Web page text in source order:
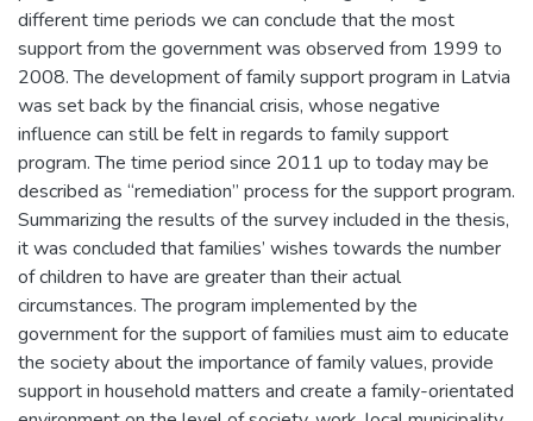
different time periods we can conclude that the most
support from the government was observed from 1999 to
2008. The development of family support program in Latvia
was set back by the financial crisis, whose negative
influence can still be felt in regards to family support
program. The time period since 2011 up to today may be
described as “remediation” process for the support program.
Summarizing the results of the survey included in the thesis,
it was concluded that families’ wishes towards the number
of children to have are greater than their actual
circumstances. The program implemented by the
government for the support of families must aim to educate
the society about the importance of family values, provide
support in household matters and create a family-orientated